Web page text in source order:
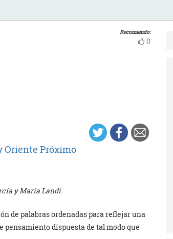
Recomiendo:
0
Oriente Próximo
y María Landi.
de palabras ordenadas para reflejar una
dispuesta de tal modo que